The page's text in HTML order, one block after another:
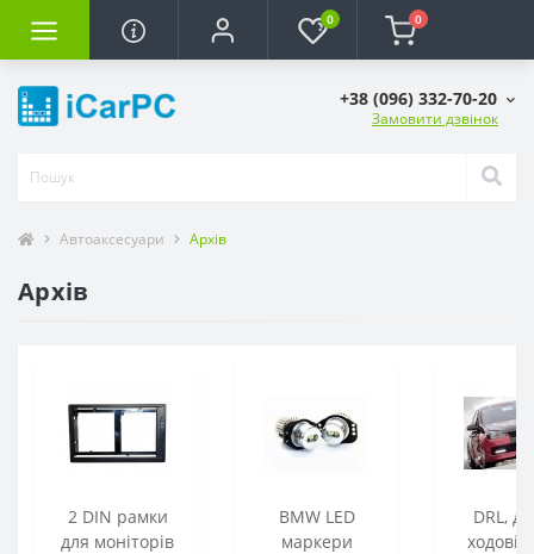
0 0
+38 (096) 332-70-20
Замовити дзвінок
Автоаксесуари Архів
Архів
2 DIN рамки
для моніторів
BMW LED
маркери
DRL,
ходові